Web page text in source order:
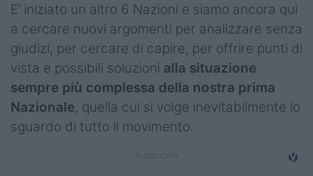
Challenge Cup
World Rugby
Rugby World Cup
Super Rugby
E’ iniziato un altro 6 Nazioni e siamo ancora qui
a cercare nuovi argomenti per analizzare senza
giudizi, per cercare di capire, per offrire punti di
vista e possibili soluzioni alla situazione
sempre più complessa della nostra prima
Nazionale, quella cui si volge inevitabilmente lo
sguardo di tutto il movimento.